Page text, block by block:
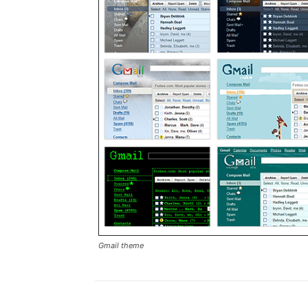
Gmail theme